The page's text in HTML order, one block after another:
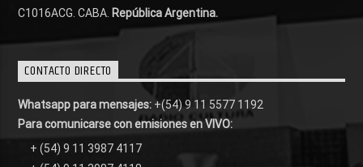
C1016ACG . CABA. República Argentina.
CONTACTO DIRECTO
Whatsapp para mensajes: +(54) 9 11 5577 1192
Para comunicarse con emisiones en VIVO:
+ (54) 9 11 3987 4117